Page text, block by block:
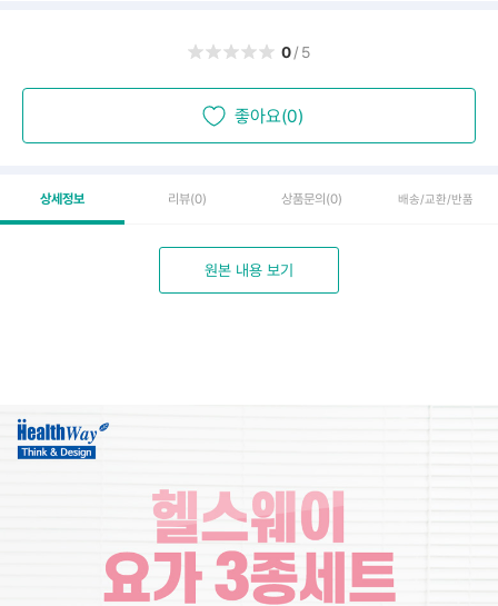
0/5
좋아요(0)
상세정보 리뷰(0) 상품문의 (0) 배송/교환/반품
원본 내용 보기